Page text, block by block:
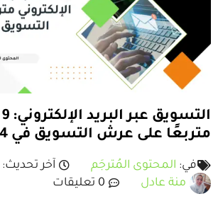
متربعًا على عرش التسويق في 2024!
في: المحتوى المُترجَم
آخر تحديث: Jan 22, 2024
منة عادل
0 تعليقات